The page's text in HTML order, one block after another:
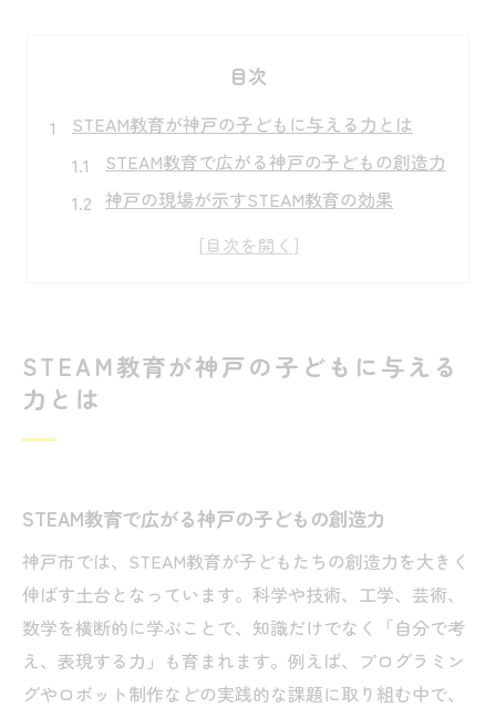
目次
STEAM教育が神戸の子どもに与える力とは
STEAM教育で広がる神戸の子どもの創造力
神戸の現場が示すSTEAM教育の効果
STEAM教育が育む探究心と課題解決力
神戸市で実感できるSTEAM教育の効果
STEAM教育実践モデル校事業の全体像
STEAM教育で実現する教科横断型学習
安心できる環境で学ぶSTEAM教育の魅力
神戸中心地で通いやすいSTEAM教育環境
少人数制で安心して学べるSTEAM教育
STEAM教育で子どもの個性を大切に育む
STEAM教育が神戸の子どもに与える
力とは
STEAM教育で広がる神戸の子どもの創造力
神戸市では、STEAM教育が子どもたちの創造力を大きく
伸ばす土台となっています。科学や技術、工学、芸術、
数学を横断的に学ぶことで、知識だけでなく「自分で考
え、表現する力」も育まれます。例えば、プログラミン
グやロボット制作などの実践的な課題に取り組む中で、